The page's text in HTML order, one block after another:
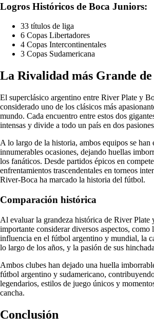
Logros Históricos de Boca Juniors:
33 títulos de liga
6 Copas Libertadores
4 Copas Intercontinentales
3 Copas Sudamericana
La Rivalidad más Grande
El superclásico argentino entre River Plate y
considerado uno de los clásicos más
mundo. Cada encuentro entre estos dos
intensas y divide a todo un país en dos
A lo largo de la historia, ambos equipos se han
innumerables ocasiones, dejando huellas
los fanáticos. Desde partidos épicos en
enfrentamientos trascendentales en torneos
River-Boca ha marcado la historia del fútbol.
Comparación histórica
Al evaluar la grandeza histórica de River Plate
importante considerar diversos aspectos, como
influencia en el fútbol argentino y mundial, la
lo largo de los años, y la pasión de sus
Ambos clubes han dejado una huella
fútbol argentino y sudamericano,
legendarios, estilos de juego únicos y
cancha.
Conclusión